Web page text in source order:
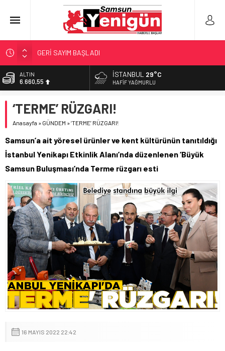
GERİ SAYIM BAŞLADI
SAMSUNSPOR’DA HEDEF 5’İNCİLİK!
‘BAFRA’YA YATIRIM YAPIN!’
YÖNETİCİ SEÇERKEN YAPILAN EN BÜYÜK HATALAR
ALTIN
6.660,55
13.779,39
DOLAR
55,1881
İSTANBUL 29°C
HAFIF YAĞMURLU
‘TERME’ RÜZGARI!
Anasayfa » GÜNDEM »‘TERME’ RÜZGARI!
Samsun’a ait yöresel ürünler ve kent kültürünün tanıtıldığı
İstanbul Yenikapı Etkinlik Alanı’nda düzenlenen ‘Büyük
Samsun Buluşması’nda Terme rüzgarı esti
16 MAYIS 2022 22:42